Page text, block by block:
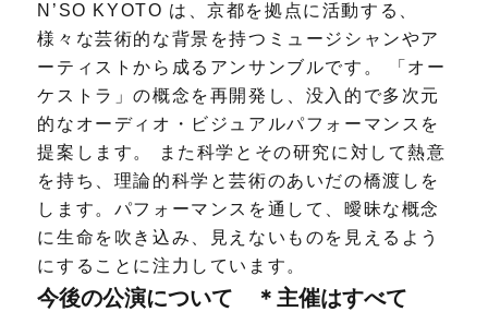
N’SO KYOTO は、京都を拠点に活動する、
様々な芸術的な背景を持つミュージシャンやア
ーティストから成るアンサンブルです。 「オー
ケストラ」の概念を再開発し、没入的で多次元
的なオーディオ・ビジュアルパフォーマンスを
提案します。 また科学とその研究に対して熱意
を持ち、理論的科学と芸術のあいだの橋渡しを
します。パフォーマンスを通して、曖昧な概念
に生命を吹き込み、見えないものを見えるよう
にすることに注力しています。
今後の公演について ＊主催はすべて